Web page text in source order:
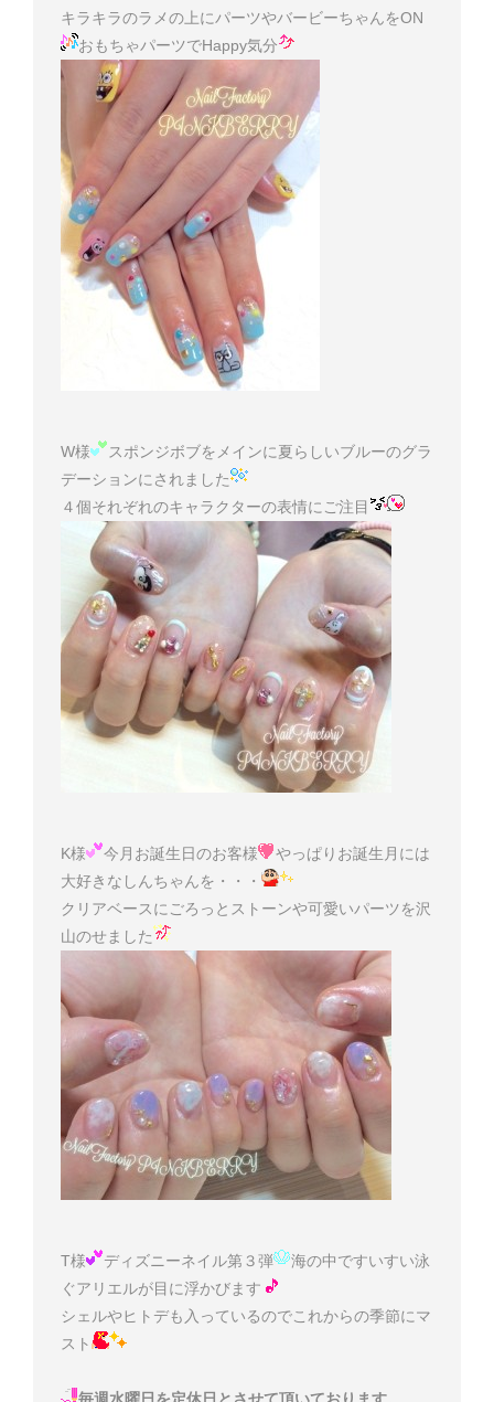
キラキラのラメの上にパーツやバービーちゃんをON
おもちゃパーツでHappy気分
W様
スポンジボブをメインに夏らしいブルーのグラ
デーションにされました
４個それぞれのキャラクターの表情にご注目
K様 今月お誕生日のお客様
やっぱりお誕生月には
大好きなしんちゃんを・・・
クリアベースにごろっとストーンや可愛いパーツを沢
山のせました
T様 ディズニーネイル第３弾
海の中ですいすい泳
ぐアリエルが目に浮かびます
シェルやヒトデも入っているのでこれからの季節にマ
スト